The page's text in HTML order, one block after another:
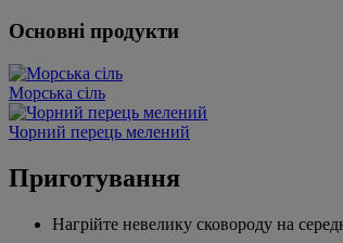
Основні продукти
Морська сіль
Чорний перець мелений
Приготування
Нагрійте невелику сковороду на